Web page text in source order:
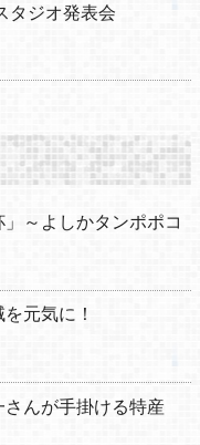
タジオ発表会
～よしかタンポポコ
元気に！
んが手掛ける特産